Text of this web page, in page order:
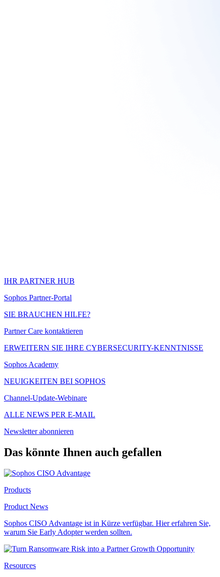
IHR PARTNER HUB
Sophos Partner-Portal
SIE BRAUCHEN HILFE?
Partner Care kontaktieren
ERWEITERN SIE IHRE CYBERSECURITY-KENNTNISSE
Sophos Academy
NEUIGKEITEN BEI SOPHOS
Channel-Update-Webinare
ALLE NEWS PER E-MAIL
Newsletter abonnieren
Das könnte Ihnen auch gefallen
Products
Product News
Sophos CISO Advantage ist in Kürze verfügbar. Hier erfahren Sie,
warum Sie Early Adopter werden sollten.
Resources